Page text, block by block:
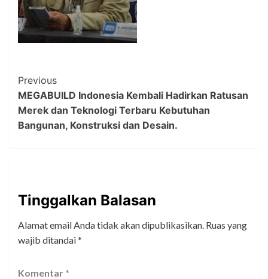
Post
Navigation
Previous
MEGABUILD Indonesia Kembali Hadirkan Ratusan
Merek dan Teknologi Terbaru Kebutuhan
Bangunan, Konstruksi dan Desain.
Tinggalkan Balasan
Alamat email Anda tidak akan dipublikasikan. Ruas yang
wajib ditandai*
Komentar *